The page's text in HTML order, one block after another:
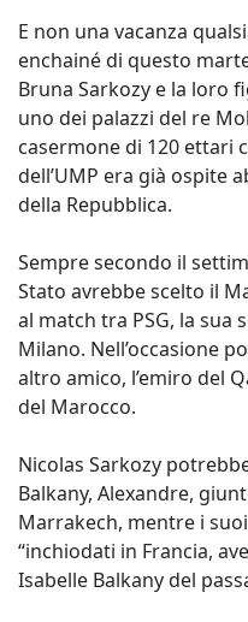
E non una vacanza
enchainé di questo
Bruna Sarkozy e la loro
uno dei palazzi del re
casermone di 120 ettari
dell’UMP era già ospite
della Repubblica.
Sempre secondo il
Stato avrebbe scelto il
al match tra PSG, la sua
Milano. Nell’occasione
altro amico, l’emiro del
del Marocco.
Nicolas Sarkozy
Balkany, Alexandre,
Marrakech, mentre i
“inchiodati in Francia,
Isabelle Balkany del